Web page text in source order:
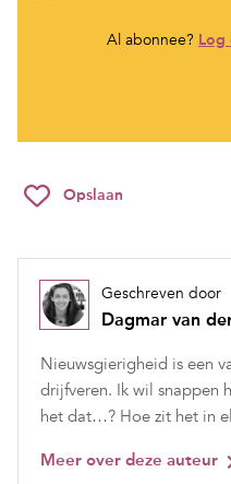
Al abonnee? Log
Opslaan
Geschreven door
Dagmar van
Nieuwsgierigheid is een
drijfveren. Ik wil snappen
het dat…? Hoe zit het in
Meer over deze auteur